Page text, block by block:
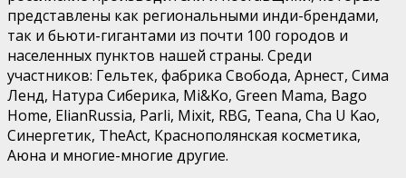
представлены как региональными инди-брендами,
так и бьюти-гигантами из почти 100 городов и
населенных пунктов нашей страны. Среди
участников: Гельтек, фабрика Свобода, Арнест, Сима
Ленд, Натура Сиберика, Mi&Ko, Green Mama, Bago
Home, ElianRussia, Parli, Mixit, RBG, Teana, Cha U Kao,
Синергетик, TheAct, Краснополянская косметика,
Аюна и многие-многие другие.